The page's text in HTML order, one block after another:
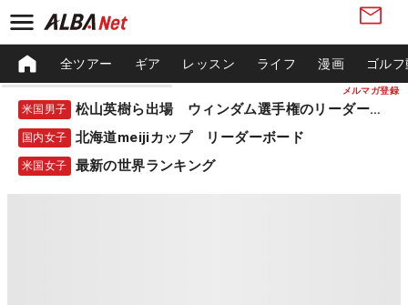
メルマガ登録
全ツアー ギア レッスン ライフ 漫画 ゴル
米国男子 松山英樹ら出場 ウィンダム選手権のリーダーボード
国内女子 北海道meijiカップ リーダーボード
米国女子 最新の世界ランキング